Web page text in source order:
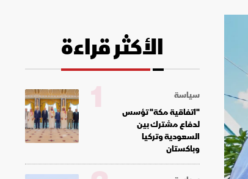
الأكثر قراءة
سياسة
"اتفاقية مكة" تؤسس
لدفاع مشترك بين
السعودية وتركيا
وباكستان
1